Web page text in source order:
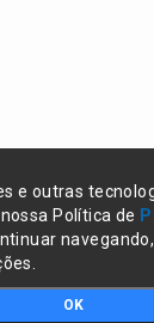
e outras
Política de
OK